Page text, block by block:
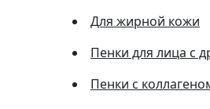
Для жирной кожи
Пенки для лица с
Пенки с